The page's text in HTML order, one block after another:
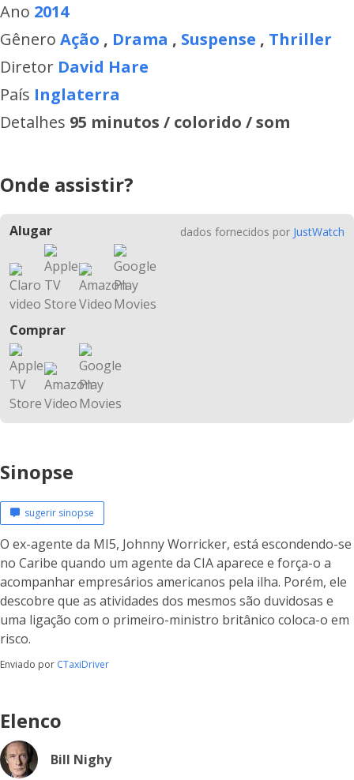
Ano 2014
Gênero Ação , Drama , Suspense , Thriller
Diretor David Hare
País Inglaterra
Detalhes 95 minutos / colorido / som
Onde assistir?
Alugar
Comprar
dados fornecidos por JustWatch
Sinopse
sugerir sinopse
O ex-agente da MI5, Johnny Worricker, está escondendo-se
no Caribe quando um agente da CIA aparece e força-o a
acompanhar empresários americanos pela ilha. Porém, ele
descobre que as atividades dos mesmos são duvidosas e
uma ligação com o primeiro-ministro britânico coloca-o em
risco.
Enviado por CTaxiDriver
Elenco
Bill Nighy